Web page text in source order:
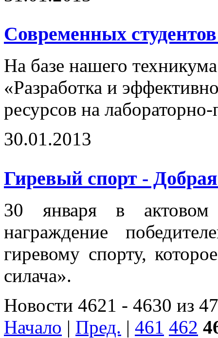
Современных
На базе нашего
«Разработка и
ресурсов на
30.01.2013
Гиревый спорт -
30 января в актовом
награждение
гиревому спорту,
силача».
Новости 4621 - 4630 из
Начало | Пред. | 461 462